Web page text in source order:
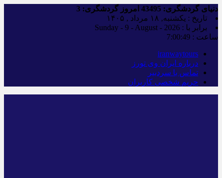
دنیای گردشگری: امروز گردشگری:
تاریخ : یکشنبه, ۱۸ مرداد , ۱۴۰۵
برابر با : Sunday - 9 - August - 2026
ساعت : 7:00:50
iranwaytours
درباره ایران وی تورز
تماس با سردبیر
حریم شخصی کاربران